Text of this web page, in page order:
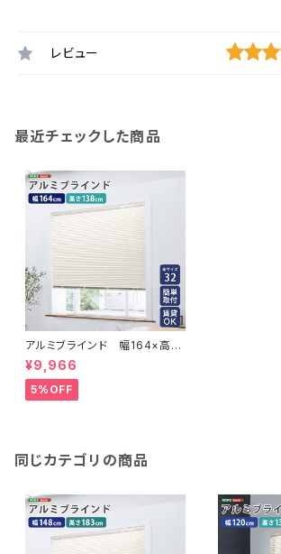
レビュー
最近チェックした商品
アルミブラインド 幅164×高さ
138cm SH-29-TAB164-13
8
¥9,966
5%OFF
同じカテゴリの商品